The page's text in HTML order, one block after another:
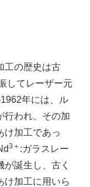
工の歴史は古
してレーザー元
年には、ル
行われ、その加
け加工であっ
3＋ :ガラスレー
誕生し、古く
け加工に用いら